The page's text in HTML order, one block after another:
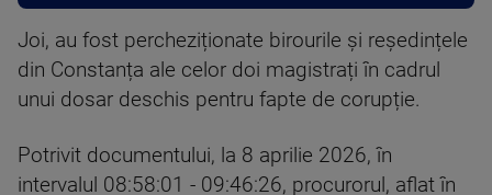
Joi, au fost percheziționate birourile și reședințele
din Constanța ale celor doi magistrați în cadrul
unui dosar deschis pentru fapte de corupție.
Potrivit documentului, la 8 aprilie 2026, în
intervalul 08:58:01 - 09:46:26, procurorul, aflat în